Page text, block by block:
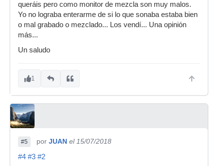
queráis pero como monitor de mezcla son muy malos.
Yo no lograba enterarme de si lo que sonaba estaba bien
o mal grabado o mezclado... Los vendí... Una opinión
más...
Un saludo
1
#5 por JUAN el 15/07/2018
#4 #3 #2